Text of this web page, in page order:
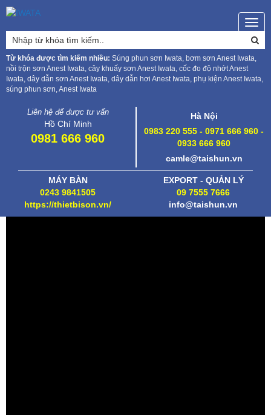
Từ khóa được tìm kiếm nhiều: Súng phun sơn Iwata, bơm sơn Anest Iwata,
nồi trộn sơn Anest Iwata, cây khuấy sơn Anest Iwata, cốc đo độ nhớt Anest
Iwata, dây dẫn sơn Anest Iwata, dây dẫn hơi Anest Iwata, phụ kiện Anest Iwata,
súng phun sơn, Anest Iwata
Liên hệ để được tư vấn
Hồ Chí Minh
0981 666 960
Hà Nội
0983 220 555 - 0971 666 960 -
0933 666 960
camle@taishun.vn
MÁY BÀN
0243 9841505
https://thietbison.vn/
EXPORT - QUẢN LÝ
09 7555 7666
info@taishun.vn